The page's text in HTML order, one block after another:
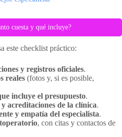
cuesta y qué incluye?
este checklist práctico:
y registros oficiales.
reales (fotos y, si es posible,
incluye el presupuesto.
acreditaciones de la clínica.
y empatía del especialista.
, con citas y contactos de